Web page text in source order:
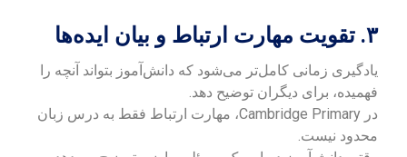
۳. تقویت مهارت ارتباط و بیان ایده‌ها
یادگیری زمانی کامل‌تر می‌شود که دانش‌آموز بتواند آنچه را
فهمیده، برای دیگران توضیح دهد.
در Cambridge Primary، مهارت ارتباط فقط به درس زبان
محدود نیست.